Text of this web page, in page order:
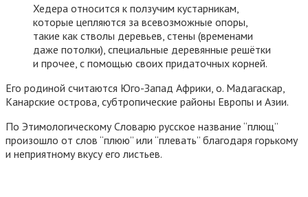
Хедера относится к ползучим кустарникам,
которые цепляются за всевозможные опоры,
такие как стволы деревьев, стены (временами
даже потолки), специальные деревянные решётки
и прочее, с помощью своих придаточных корней.
Его родиной считаются Юго-Запад Африки, о. Мадагаскар,
Канарские острова, субтропические районы Европы и Азии.
По Этимологическому Словарю русское название “плющ”
произошло от слов “плюю” или “плевать” благодаря горькому
и неприятному вкусу его листьев.